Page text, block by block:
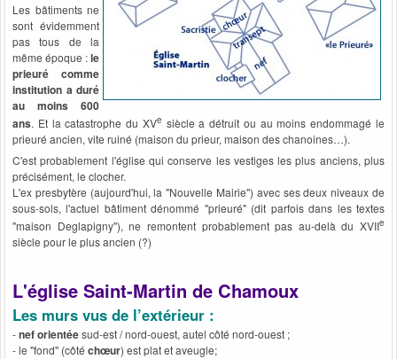
Les bâtiments ne
sont évidemment
pas tous de la
même époque :le
prieuré comme
institution a duré
au moins 600
ans. Et la catastrophe du XVe siècle a détruit ou au moins endommagé le
prieuré ancien, vite ruiné (maison du prieur, maison des chanoines…).
C'est probablement l'église qui conserve les vestiges les plus anciens, plus
précisément, le clocher.
L'ex presbytère (aujourd'hui, la "Nouvelle Mairie") avec ses deux niveaux de
sous-sols, l'actuel bâtiment dénommé "prieuré" (dit parfois dans les textes
"maison Deglapigny"), ne remontent probablement pas au-delà du XVIIe
siècle pour le plus ancien (?)
L'église Saint-Martin de Chamoux
Les murs vus de l’extérieur :
-nef orientéesud-est / nord-ouest, autel côté nord-ouest ;
- le "fond" (côté chœur) est plat et aveugle;